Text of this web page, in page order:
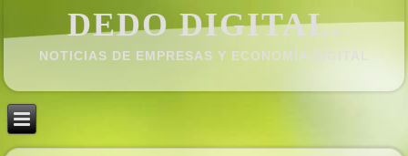
DEDO DIGITAL.
NOTICIAS DE EMPRESAS Y ECONOMÍ­A DIGITAL